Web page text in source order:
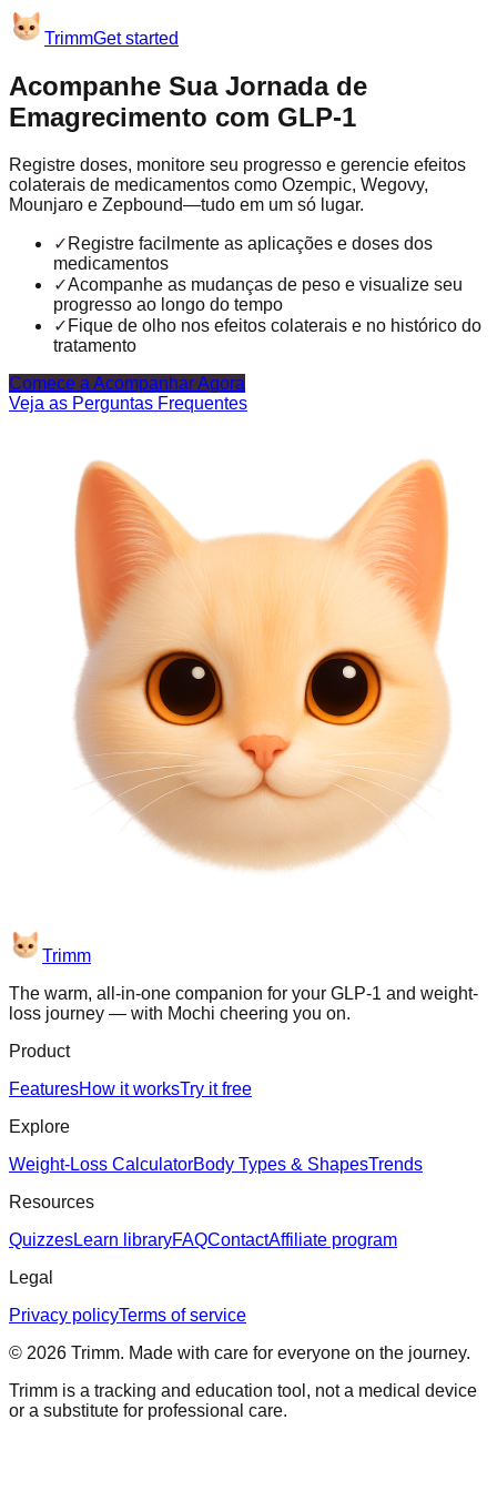
TrimmGet started
Acompanhe Sua Jornada de
Emagrecimento com GLP-1
Registre doses, monitore seu progresso e gerencie efeitos
colaterais de medicamentos como Ozempic, Wegovy,
Mounjaro e Zepbound—tudo em um só lugar.
✓ Registre facilmente as aplicações e doses dos
medicamentos
✓Acompanhe as mudanças de peso e visualize seu
progresso ao longo do tempo
✓ Fique de olho nos efeitos colaterais e no histórico do
tratamento
Comece a Acompanhar Agora
Veja as Perguntas Frequentes
Trimm
The warm, all-in-one companion for your GLP-1 and weight-
loss journey — with Mochi cheering you on.
Product
FeaturesHow it worksTry it free
Explore
Weight-Loss CalculatorBody Types & ShapesTrends
Resources
QuizzesLearn libraryFAQContactAffiliate program
Legal
Privacy policyTerms of service
© 2026 Trimm. Made with care for everyone on the journey.
Trimm is a tracking and education tool, not a medical device
or a substitute for professional care.